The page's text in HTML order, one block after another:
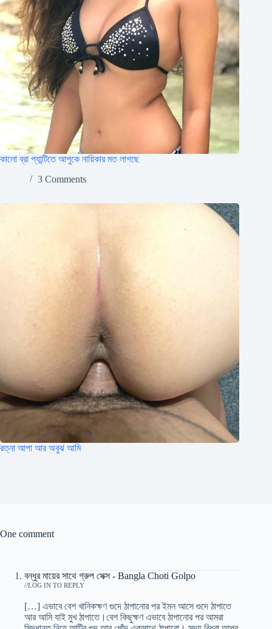
কালো ব্রা প্যান্টিতে আপুকে নায়িকার মত লাগছে
3 Comments
রত্না আপা আর অবুঝ আমি
One comment
বন্ধুর মায়ের সাথে গ্রুপ সেক্স - Bangla Choti Golpo
/ LOG IN TO REPLY
[…] এভাবে বেশ খানিকক্ষণ গুদে ঠাপানোর পর ইমন আসে গুদে ঠাপাতে
আর আমি যাই মুখ ঠাপাতে।বেশ কিছুক্ষণ এভাবে ঠাপানোর পর আমরা